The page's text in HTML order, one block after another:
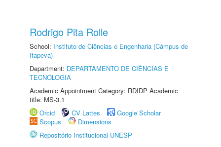
Rodrigo Pita Rolle
School: Instituto de Ciências e Engenharia (Câmpus de
Itapeva)
Department: DEPARTAMENTO DE CIÊNCIAS E
TECNOLOGIA
Academic Appointment Category: RDIDP Academic
title: MS-3.1
Orcid
CV Lattes
Google Scholar
Scopus
Dimensions
Repositório Institucional UNESP